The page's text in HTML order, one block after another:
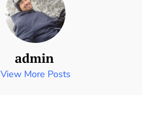
admin
View More Posts